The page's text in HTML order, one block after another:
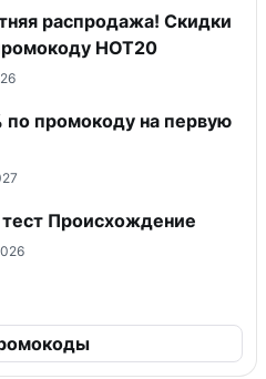
распродажа! Скидки
HOT20
по промокоду на первую
Происхождение